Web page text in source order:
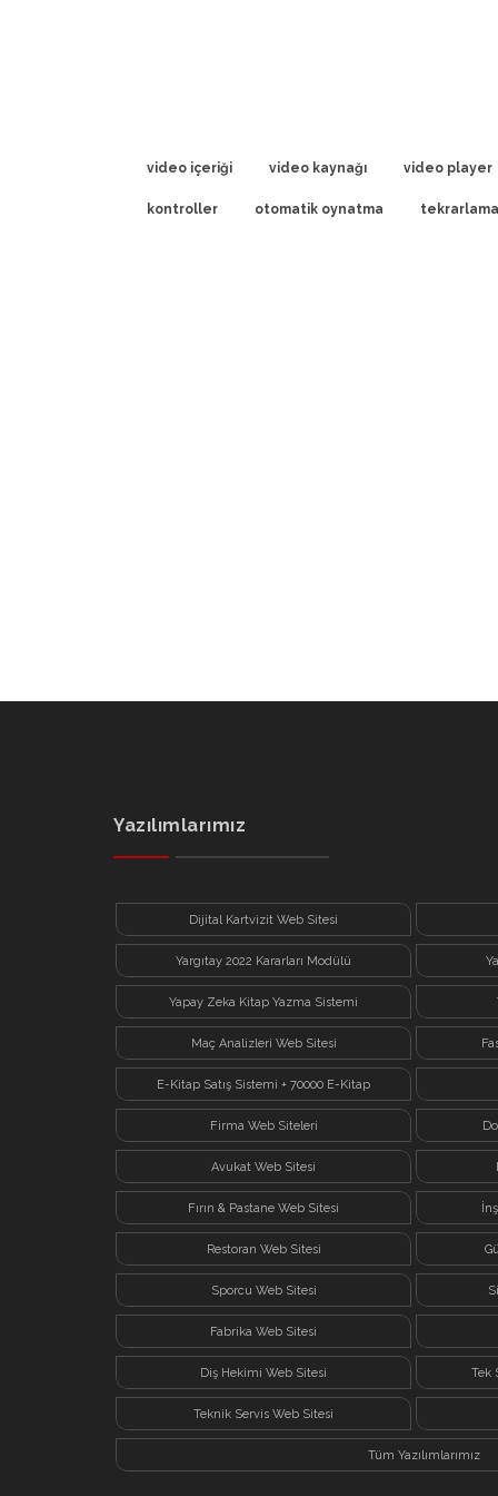
video içeriği video kaynağı video player
kontroller otomatik oynatma tekrarlama
Yazılımlarımız
Dijital Kartvizit Web Sitesi
Yargıtay 2022 Kararları Modülü
Yapay Zeka Kitap Yazma Sistemi
Maç Analizleri Web Sitesi
E-Kitap Satış Sistemi + 70000 E-Kitap
Firma Web Siteleri
Avukat Web Sitesi
Fırın & Pastane Web Sitesi
Restoran Web Sitesi
Sporcu Web Sitesi
Fabrika Web Sitesi
Diş Hekimi Web Sitesi Tek
Teknik Servis Web Sitesi
Tüm Yazılımlarımız